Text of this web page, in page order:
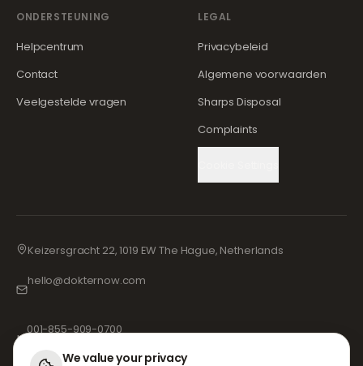
ONDERSTEUNING
Helpcentrum
Contact
Veelgestelde vragen
LEGAL
Privacybeleid
Algemene voorwaarden
Sharps Disposal
Complaints
Keizersgracht 22, 1019 EW The Hague, Netherlands
hello@dokternow.com
📞
001-855-909-0700
We value your privacy